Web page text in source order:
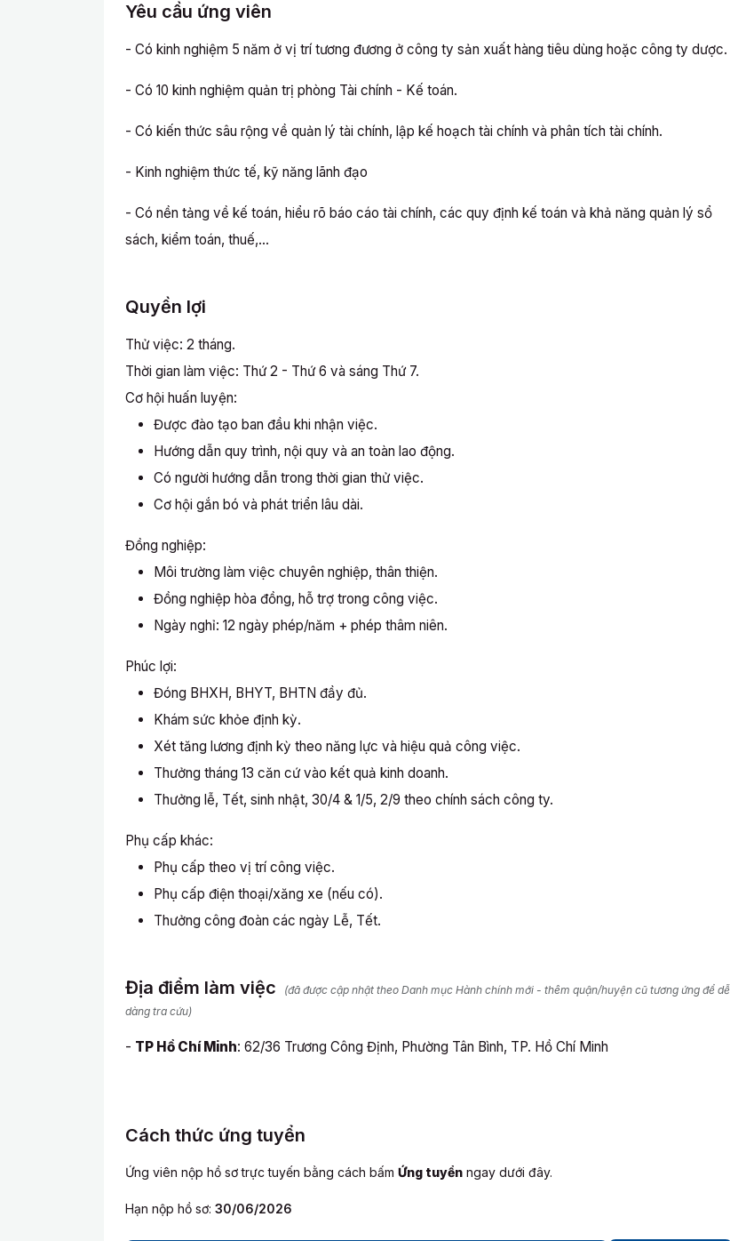
Yêu cầu ứng viên
- Có kinh nghiệm 5 năm ở vị trí tương đương ở công ty sản xuất hàng tiêu dùng hoặc công ty dược.
- Có 10 kinh nghiệm quản trị phòng Tài chính - Kế toán.
- Có kiến thức sâu rộng về quản lý tài chính, lập kế hoạch tài chính và phân tích tài chính.
- Kinh nghiệm thức tế, kỹ năng lãnh đạo
- Có nền tảng về kế toán, hiểu rõ báo cáo tài chính, các quy định kế toán và khả năng quản lý sổ
sách, kiểm toán, thuế,...
Quyền lợi
Thử việc: 2 tháng.
Thời gian làm việc: Thứ 2 - Thứ 6 và sáng Thứ 7.
Cơ hội huấn luyện:
Được đào tạo ban đầu khi nhận việc.
Hướng dẫn quy trình, nội quy và an toàn lao động.
Có người hướng dẫn trong thời gian thử việc.
Cơ hội gắn bó và phát triển lâu dài.
Đồng nghiệp:
Môi trường làm việc chuyên nghiệp, thân thiện.
Đồng nghiệp hòa đồng, hỗ trợ trong công việc.
Ngày nghỉ: 12 ngày phép/năm + phép thâm niên.
Phúc lợi:
Đóng BHXH, BHYT, BHTN đầy đủ.
Khám sức khỏe định kỳ.
Xét tăng lương định kỳ theo năng lực và hiệu quả công việc.
Thưởng tháng 13 căn cứ vào kết quả kinh doanh.
Thưởng lễ, Tết, sinh nhật, 30/4 & 1/5, 2/9 theo chính sách công ty.
Phụ cấp khác:
Phụ cấp theo vị trí công việc.
Phụ cấp điện thoại/xăng xe (nếu có).
Thưởng công đoàn các ngày Lễ, Tết.
Địa điểm làm việc
(đã được cập nhật theo Danh mục Hành chính mới - thêm quận/huyện cũ tương ứng để dễ
dàng tra cứu)
- TP Hồ Chí Minh: 62/36 Trương Công Định, Phường Tân Bình, TP. Hồ Chí Minh
Cách thức ứng tuyển
Ứng viên nộp hồ sơ trực tuyến bằng cách bấm Ứng tuyển ngay dưới đây.
Hạn nộp hồ sơ: 30/06/2026